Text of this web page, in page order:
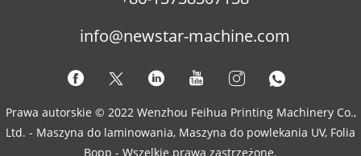
info@newstar-machine.com
Prawa autorskie © 2022 Wenzhou Feihua Printing Machinery Co.,
Ltd. - Maszyna do laminowania, Maszyna do powlekania UV, Folia
Bopp - Wszelkie prawa zastrzeżone.